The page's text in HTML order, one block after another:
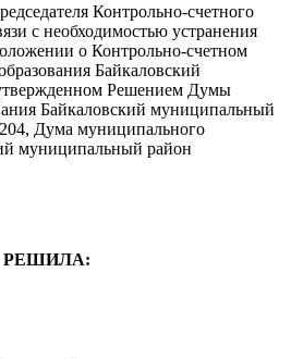
Контрольно-счетного
с необходимостью устранения
о Контрольно-счетном
Байкаловский
Решением Думы
Байкаловский муниципальный
Дума муниципального
муниципальный район
РЕШИЛА: